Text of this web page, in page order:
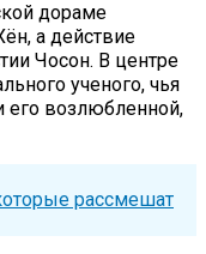
дораме
а действие
Чосон. В центре
ученого, чья
его возлюбленной,
рассмешат